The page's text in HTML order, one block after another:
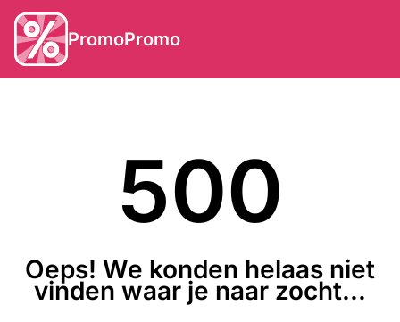
PromoPromo
500
Oeps! We konden helaas niet
vinden waar je naar zocht...